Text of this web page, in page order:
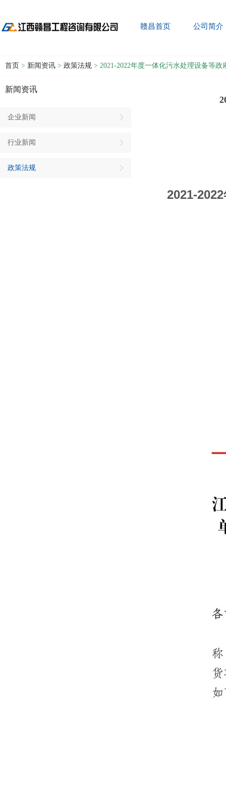
赣昌首页 公司简介
首页 > 新闻资讯 > 政策法规 > 2021-2022年度一体化污水处理设备等
新闻资讯
企业新闻
行业新闻
政策法规
2021-